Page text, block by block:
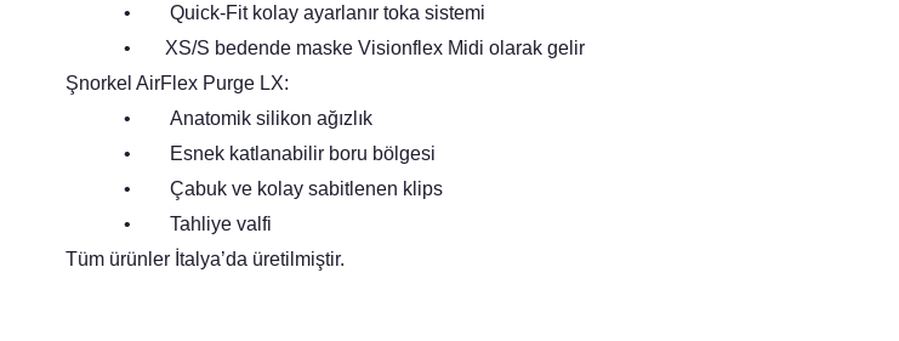
• Quick-Fit kolay ayarlanır toka sistemi
• XS/S bedende maske Visionflex Midi olarak gelir
Şnorkel AirFlex Purge LX:
• Anatomik silikon ağızlık
• Esnek katlanabilir boru bölgesi
• Çabuk ve kolay sabitlenen klips
• Tahliye valfi
Tüm ürünler İtalya’da üretilmiştir.